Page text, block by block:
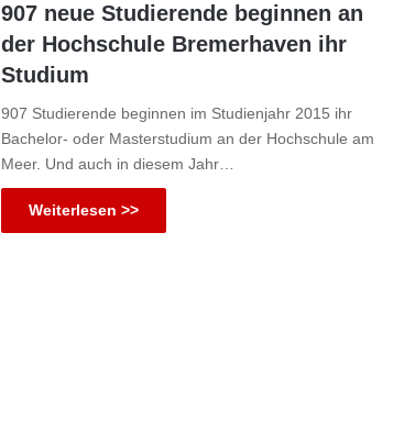
907 neue Studierende beginnen an
der Hochschule Bremerhaven ihr
Studium
907 Studierende beginnen im Studienjahr 2015 ihr
Bachelor- oder Masterstudium an der Hochschule am
Meer. Und auch in diesem Jahr…
Weiterlesen >>